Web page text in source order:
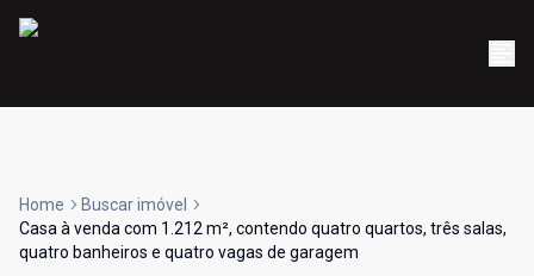
Home
Buscar imóvel
Casa à venda com 1.212 m², contendo quatro quartos, três salas,
quatro banheiros e quatro vagas de garagem